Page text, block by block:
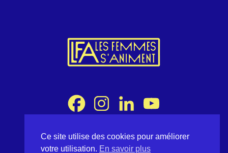
Association Les Femmes s'Animent
8 rue Desargues 75011 Paris - France
Ce site utilise des cookies pour améliorer
votre utilisation. En savoir plus